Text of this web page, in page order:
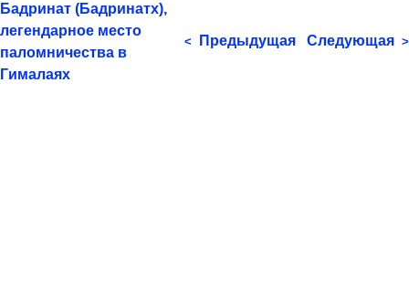
Бадринат (Бадринатх),
легендарное место
паломничества в
Гималаях
< Предыдущая Следующая >